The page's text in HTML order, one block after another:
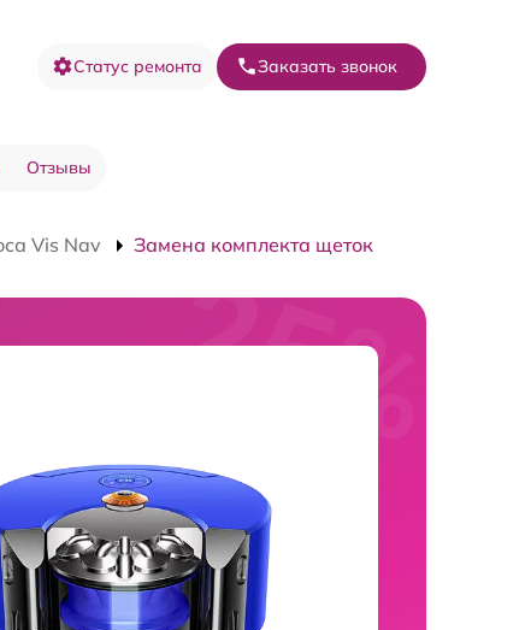
Статус ремонта Заказать звонок
Отзывы
Vis Nav Замена комплекта щеток